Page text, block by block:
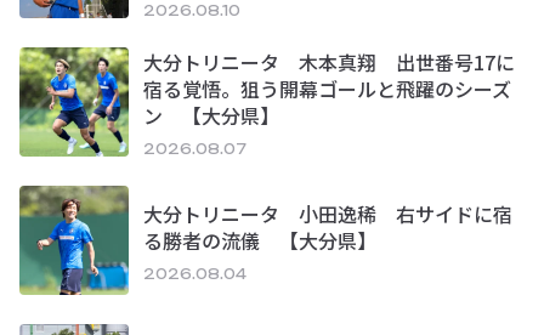
2026.08.10
大分トリニータ 木本真翔 出世番号17に
宿る覚悟。狙う開幕ゴールと飛躍のシーズ
ン 【大分県】
2026.08.07
大分トリニータ 小田逸稀 右サイドに宿
る勝者の流儀 【大分県】
2026.08.04